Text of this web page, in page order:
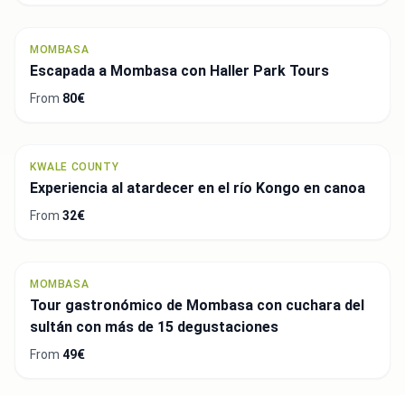
MOMBASA
Escapada a Mombasa con Haller Park Tours
From 80€
KWALE COUNTY
Experiencia al atardecer en el río Kongo en canoa
From 32€
MOMBASA
Tour gastronómico de Mombasa con cuchara del
sultán con más de 15 degustaciones
From 49€